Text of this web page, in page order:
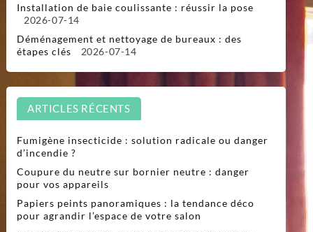
Installation de baie coulissante : réussir la pose
2026-07-14
Déménagement et nettoyage de bureaux : des
étapes clés
2026-07-14
ARTICLES RÉCENTS
Fumigène insecticide : solution radicale ou danger
d’incendie ?
Coupure du neutre sur bornier neutre : danger
pour vos appareils
Papiers peints panoramiques : la tendance déco
pour agrandir l’espace de votre salon